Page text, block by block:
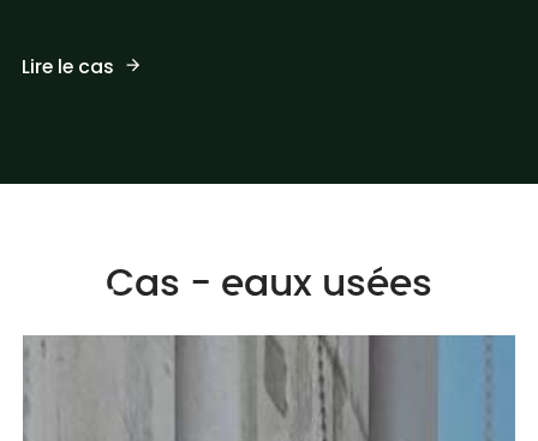
Lire le cas
Cas - eaux usées